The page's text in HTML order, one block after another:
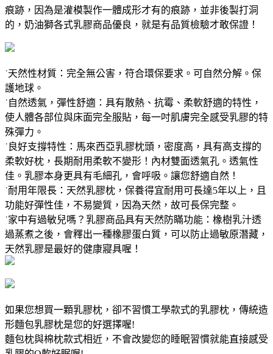
痕跡，因為是灌模製作一體成形才有的痕跡，並非後製打洞
的，奶油獅各式乳膠商品優良，就是有品質檢驗才敢保證！
˙天然性材質：完全無公害，符合環保要求。可自然分解。保
護地球。
˙自然透氣，彈性舒適：具有散熱、抗霉、柔軟舒適的特性，
使人體各部位與床面完全服貼，每一吋肌膚完全感受乳膠的特
殊彈力。
˙良好支撐特性：馬來西亞乳膠枕頭，密度高，具有高支撐的
柔軟好枕，長期耐用柔軟不變形！內材雙面透氣孔。透氣性
佳。乳膠本身更具有毛細孔，會呼吸。讓您舒適自然！
˙耐用年限長：天然乳膠枕，保養得宜耐用可長達5年以上，且
功能好彈性佳，不易變質，因為天然，故可長保完整。
˙家中有過敏兒嗎？乳膠商品具有天然防瞞功能：橡樹乳汁透
過蒸煮之後，會釋出一種橡膠蛋白質，可以防止過敏原潛藏，
天然乳膠是最好的健康寢具喔！
如果您想買一顆乳膠枕，卻不習慣工學款式的乳膠枕，傳統造
形麵包乳膠枕是您的好選擇喔!
麵包枕與棉枕款式相近，不會改變您的睡眠習慣就能直接感受